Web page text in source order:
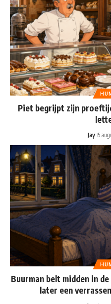
Piet begrijpt zijn
Jay 5
Buurman belt midden in
later een